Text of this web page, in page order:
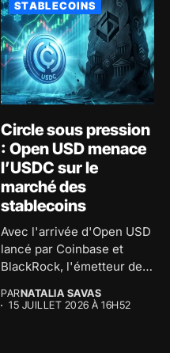
STABLECOINS
Circle sous pression
: Open USD menace
l’USDC sur le
marché des
stablecoins
Avec l'arrivée d'Open USD
lancé par Coinbase et
BlackRock, l'émetteur de
PARNATALIA SAVAS
15 JUILLET 2026 À 16H52